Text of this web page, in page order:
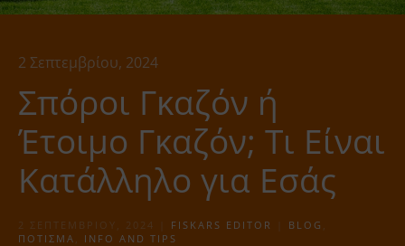
2 Σεπτεμβρίου, 2024
Σπόροι Γκαζόν ή
Έτοιμο Γκαζόν; Τι Είναι
Κατάλληλο για Εσάς
2 ΣΕΠΤΕΜΒΡΊΟΥ, 2024 FISKARS EDITOR BLOG ,
ΠΌΤΙΣΜΑ , INFO AND TIPS